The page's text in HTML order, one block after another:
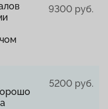
9300 руб.
5200 руб.